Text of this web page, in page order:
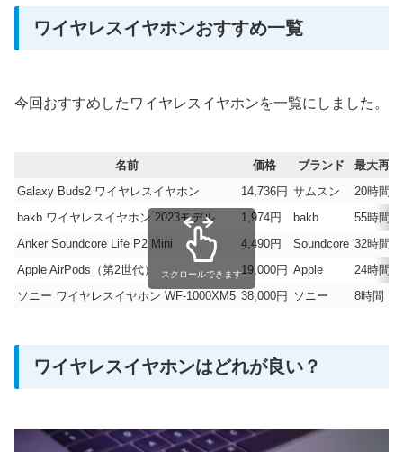
ワイヤレスイヤホンおすすめ一覧
今回おすすめしたワイヤレスイヤホンを一覧にしました。
名前 価格 ブランド
最大再
Galaxy Buds2 ワイヤレスイヤホン
14,736円 サムスン
20時間
bakb ワイヤレスイヤホン 2023モデル
1,974円 bakb
55時間
Anker Soundcore Life P2 Mini
4,490円 Soundcore 32時間
Apple AirPods（第2世代）
19,000円 Apple
24時間
ソニー ワイヤレスイヤホン WF-1000XM5 38,000円 ソニー 8時間
スクロールできます
ワイヤレスイヤホンはどれが良い？